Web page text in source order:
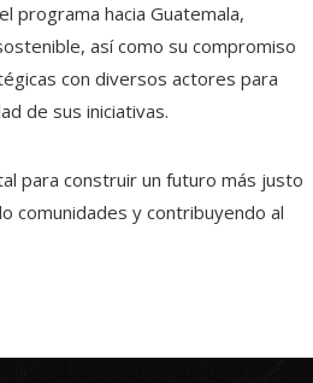
programa hacia Guatemala,
así como su compromiso
con diversos actores para
de sus iniciativas.
para construir un futuro más justo
comunidades y contribuyendo al